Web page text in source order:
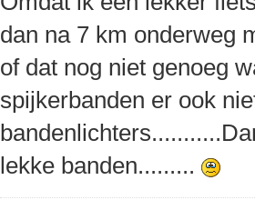
dan na 7 km onderweg
of dat nog niet genoeg
spijkerbanden er ook
lekke banden.........